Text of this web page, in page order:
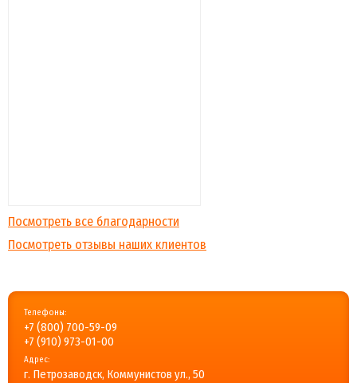
Посмотреть все благодарности
Посмотреть отзывы наших клиентов
Телефоны:
+7 (800) 700-59-09
+7 (910) 973-01-00
Адрес:
г. Петрозаводск, Коммунистов ул., 50